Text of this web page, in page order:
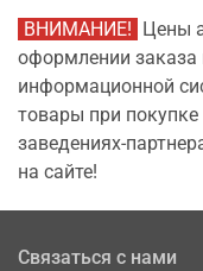
ВНИМАНИЕ! Цены
оформлении заказа
информационной
товары при
заведениях-
на сайте!
Связаться с нами